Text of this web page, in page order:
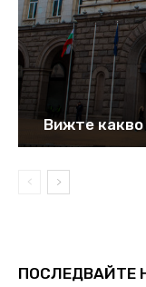
Вижте
ПОСЛЕДВАЙТЕ